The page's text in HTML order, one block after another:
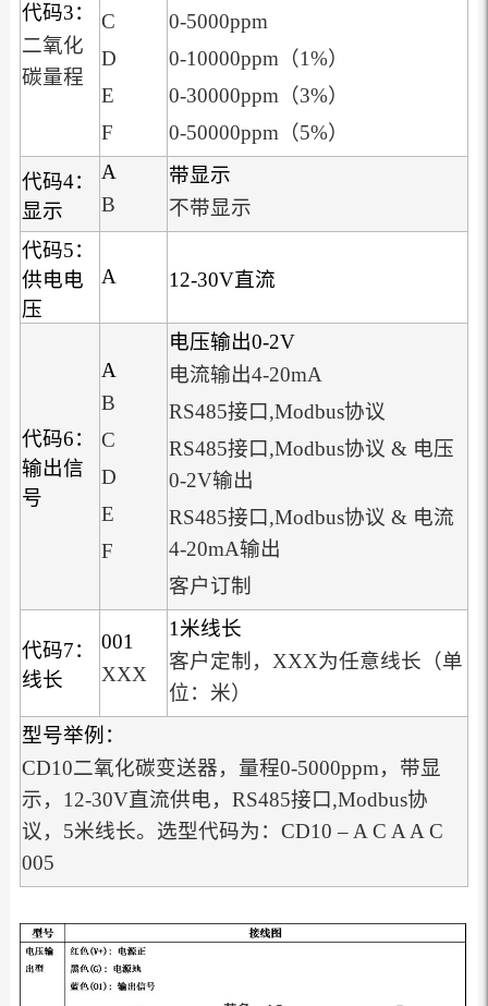
代码3：
二氧化
碳量程
C
D
E
F
0-5000ppm
0-10000ppm（1%）
0-30000ppm（3%）
0-50000ppm（5%）
代码4：
显示
A
B
带显示
不带显示
代码5：
供电电
压
A 12-30V直流
代码6：
输出信
号
A
B
C
D
E
F
电压输出0-2V
电流输出4-20mA
RS485接口,Modbus协议
RS485接口,Modbus协议 & 电压
0-2V输出
RS485接口,Modbus协议 & 电流
4-20mA输出
客户订制
代码7：
线长
001
XXX
1米线长
客户定制，XXX为任意线长（单
位：米）
型号举例：
CD10二氧化碳变送器，量程0-5000ppm，带显
示，12-30V直流供电，RS485接口,Modbus协
议，5米线长。选型代码为：CD10 – A C A A C
005